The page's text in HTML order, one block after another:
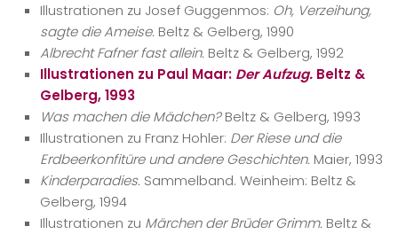
Illustrationen zu Josef Guggenmos: Oh, Verzeihung,
sagte die Ameise. Beltz & Gelberg, 1990
Albrecht Fafner fast allein. Beltz & Gelberg, 1992
Illustrationen zu Paul Maar: Der Aufzug. Beltz &
Gelberg, 1993
Was machen die Mädchen?Beltz & Gelberg, 1993
Illustrationen zu Franz Hohler: Der Riese und die
Erdbeerkonfitüre und andere Geschichten. Maier, 1993
Kinderparadies. Sammelband. Weinheim: Beltz &
Gelberg, 1994
Illustrationen zu Märchen der Brüder Grimm. Beltz &